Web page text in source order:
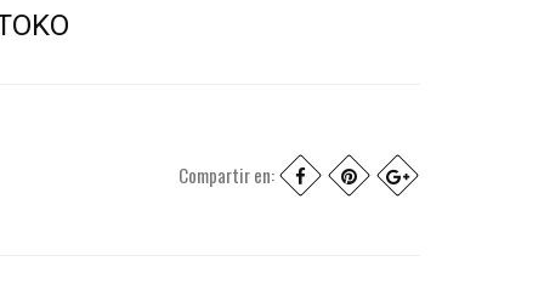
Compartir en: